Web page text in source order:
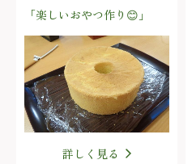
「楽しいおやつ作り😊」
詳しく見る